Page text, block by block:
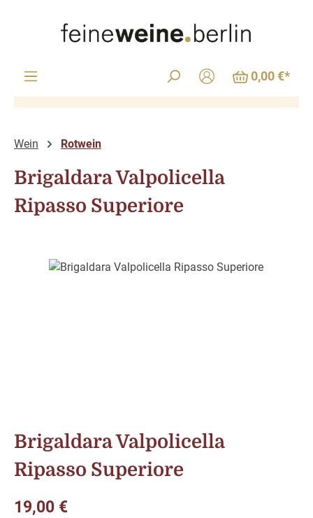
0,00 €*
Wein Rotwein
Brigaldara Valpolicella
Ripasso Superiore
Bildergalerie überspringen
Brigaldara Valpolicella
Ripasso Superiore
Regulärer Preis:
19,00 €